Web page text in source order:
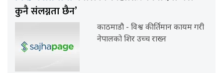
कुनै संलग्नता छैन’
काठमाडौ - विश्व कीर्तिमान कायम गरी
नेपालको शिर उच्च राख्न